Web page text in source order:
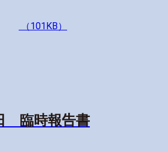
（101KB）
臨時報告書